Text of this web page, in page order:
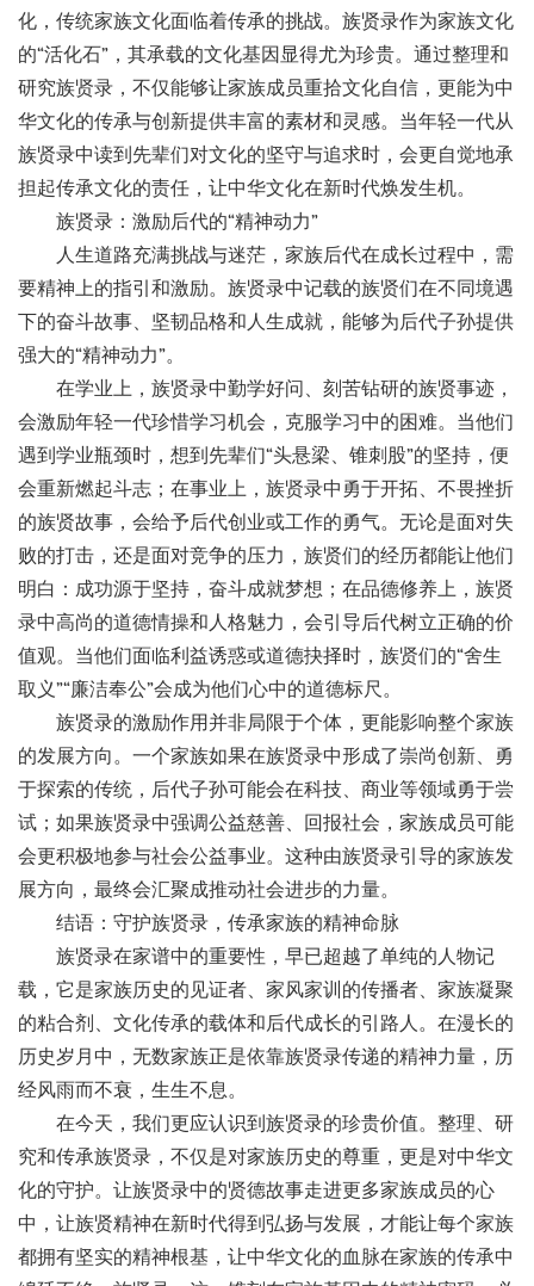
化，传统家族文化面临着传承的挑战。族贤录作为家族文化
的“活化石”，其承载的文化基因显得尤为珍贵。通过整理和
研究族贤录，不仅能够让家族成员重拾文化自信，更能为中
华文化的传承与创新提供丰富的素材和灵感。当年轻一代从
族贤录中读到先辈们对文化的坚守与追求时，会更自觉地承
担起传承文化的责任，让中华文化在新时代焕发生机。
族贤录：激励后代的“精神动力”
人生道路充满挑战与迷茫，家族后代在成长过程中，需
要精神上的指引和激励。族贤录中记载的族贤们在不同境遇
下的奋斗故事、坚韧品格和人生成就，能够为后代子孙提供
强大的“精神动力”。
在学业上，族贤录中勤学好问、刻苦钻研的族贤事迹，
会激励年轻一代珍惜学习机会，克服学习中的困难。当他们
遇到学业瓶颈时，想到先辈们“头悬梁、锥刺股”的坚持，便
会重新燃起斗志；在事业上，族贤录中勇于开拓、不畏挫折
的族贤故事，会给予后代创业或工作的勇气。无论是面对失
败的打击，还是面对竞争的压力，族贤们的经历都能让他们
明白：成功源于坚持，奋斗成就梦想；在品德修养上，族贤
录中高尚的道德情操和人格魅力，会引导后代树立正确的价
值观。当他们面临利益诱惑或道德抉择时，族贤们的“舍生
取义”“廉洁奉公”会成为他们心中的道德标尺。
族贤录的激励作用并非局限于个体，更能影响整个家族
的发展方向。一个家族如果在族贤录中形成了崇尚创新、勇
于探索的传统，后代子孙可能会在科技、商业等领域勇于尝
试；如果族贤录中强调公益慈善、回报社会，家族成员可能
会更积极地参与社会公益事业。这种由族贤录引导的家族发
展方向，最终会汇聚成推动社会进步的力量。
结语：守护族贤录，传承家族的精神命脉
族贤录在家谱中的重要性，早已超越了单纯的人物记
载，它是家族历史的见证者、家风家训的传播者、家族凝聚
的粘合剂、文化传承的载体和后代成长的引路人。在漫长的
历史岁月中，无数家族正是依靠族贤录传递的精神力量，历
经风雨而不衰，生生不息。
在今天，我们更应认识到族贤录的珍贵价值。整理、研
究和传承族贤录，不仅是对家族历史的尊重，更是对中华文
化的守护。让族贤录中的贤德故事走进更多家族成员的心
中，让族贤精神在新时代得到弘扬与发展，才能让每个家族
都拥有坚实的精神根基，让中华文化的血脉在家族的传承中